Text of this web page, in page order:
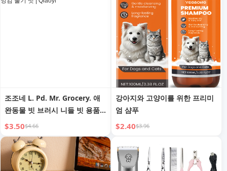
조조네 L. Pd. Mr. Grocery. 애
완동물 빗 브러시 니들 빗 용품
떠다니는 털 제거 엉킴 풀기 빗 |
Qiaoyi
$3.50$4.66
강아지와 고양이를 위한 프리미
엄 샴푸
$2.40$3.96